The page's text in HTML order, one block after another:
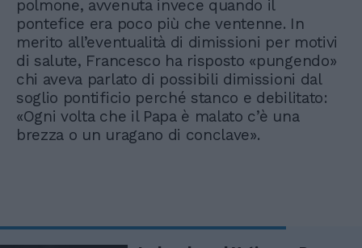
polmone, avvenuta invece quando il
pontefice era poco più che ventenne. In
merito all’eventualità di dimissioni per motivi
di salute, Francesco ha risposto «pungendo»
chi aveva parlato di possibili dimissioni dal
soglio pontificio perché stanco e debilitato:
«Ogni volta che il Papa è malato c’è una
brezza o un uragano di conclave».